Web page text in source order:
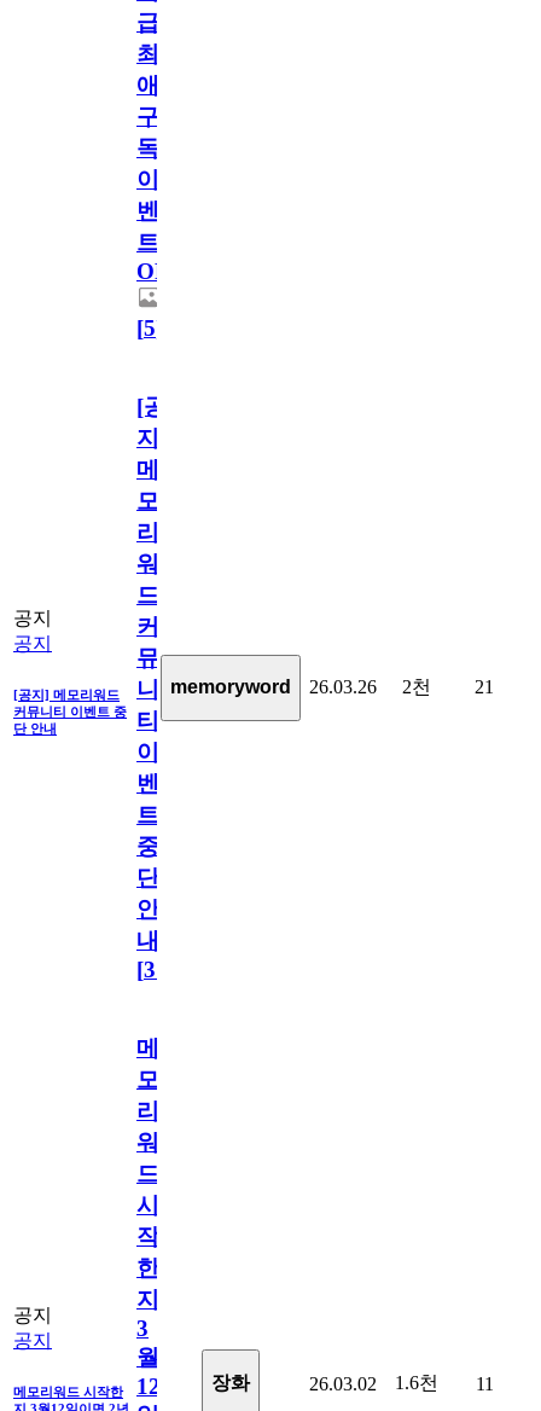
급!
최
애
구
독
이
벤
트
OPEN!
[5]
공지
공지
[공지] 메모리워드
커뮤니티 이벤트 중
단 안내
[공
지]
메
모
리
워
드
커
뮤
니
티
이
벤
트
중
단
안
내
[31
memoryword 26.03.26 2천 21
공지
공지
메모리워드 시작한
지 3월12일이면 2년
메
모
리
워
드
시
작
한
지
3
월
12
장화 26.03.02 1.6천 11